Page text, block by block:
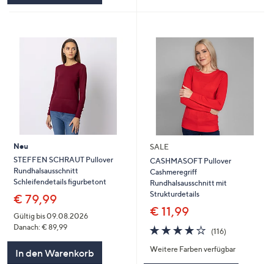
Neu
STEFFEN SCHRAUT Pullover
Rundhalsausschnitt
Schleifendetails figurbetont
€ 79,99
Gültig bis 09.08.2026
Danach: € 89,99
In den Warenkorb
SALE
CASHMASOFT Pullover
Cashmeregriff
Rundhalsausschnitt mit
Strukturdetails
€ 11,99
4.0
von
5
(116)116
Weitere Farben verfügbar